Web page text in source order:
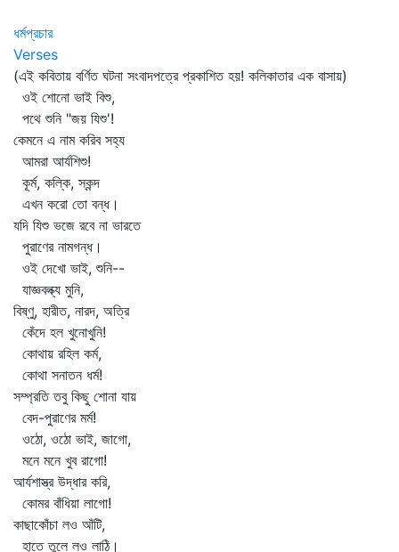
ধর্মপ্রচার
Verses
(এই কবিতায় বর্ণিত ঘটনা সংবাদপত্রে প্রকাশিত হয়! কলিকাতার এক বাসায়)
ওই শোনো ভাই বিশু,
পথে শুনি "জয় যিশু'!
কেমনে এ নাম করিব সহ্য
আমরা আর্যশিশু!
কূর্ম, কল্কি, স্কন্দ
এখন করো তো বন্ধ।
যদি যিশু ভজে রবে না ভারতে
পুরাণের নামগন্ধ।
ওই দেখো ভাই, শুনি--
যাজ্ঞবল্ক্য মুনি,
বিষ্ণু, হারীত, নারদ, অত্রি
কেঁদে হল খুনোখুনি!
কোথায় রহিল কর্ম,
কোথা সনাতন ধর্ম!
সম্প্রতি তবু কিছু শোনা যায়
বেদ-পুরাণের মর্ম!
ওঠো, ওঠো ভাই, জাগো,
মনে মনে খুব রাগো!
আর্যশাস্ত্র উদ্ধার করি,
কোমর বাঁধিয়া লাগো!
কাছাকোঁচা লও আঁটি,
হাতে তুলে লও লাঠি।